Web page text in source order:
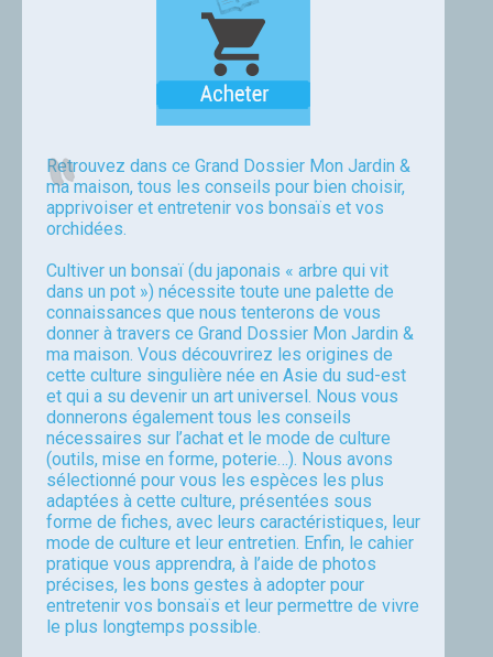
Retrouvez dans ce Grand Dossier Mon Jardin &
ma maison, tous les conseils pour bien choisir,
apprivoiser et entretenir vos bonsaïs et vos
orchidées.
Cultiver un bonsaï (du japonais « arbre qui vit
dans un pot ») nécessite toute une palette de
connaissances que nous tenterons de vous
donner à travers ce Grand Dossier Mon Jardin &
ma maison. Vous découvrirez les origines de
cette culture singulière née en Asie du sud-est
et qui a su devenir un art universel. Nous vous
donnerons également tous les conseils
nécessaires sur l’achat et le mode de culture
(outils, mise en forme, poterie…). Nous avons
sélectionné pour vous les espèces les plus
adaptées à cette culture, présentées sous
forme de fiches, avec leurs caractéristiques, leur
mode de culture et leur entretien. Enfin, le cahier
pratique vous apprendra, à l’aide de photos
précises, les bons gestes à adopter pour
entretenir vos bonsaïs et leur permettre de vivre
le plus longtemps possible.